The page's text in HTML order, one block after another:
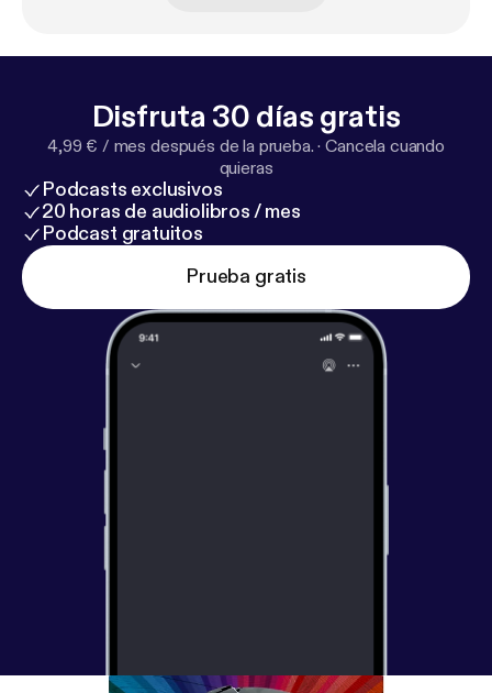
Disfruta 30 días gratis
4,99 € / mes después de la prueba. ·Cancela cuando
quieras
Podcasts exclusivos
20 horas de audiolibros / mes
Podcast gratuitos
Prueba gratis